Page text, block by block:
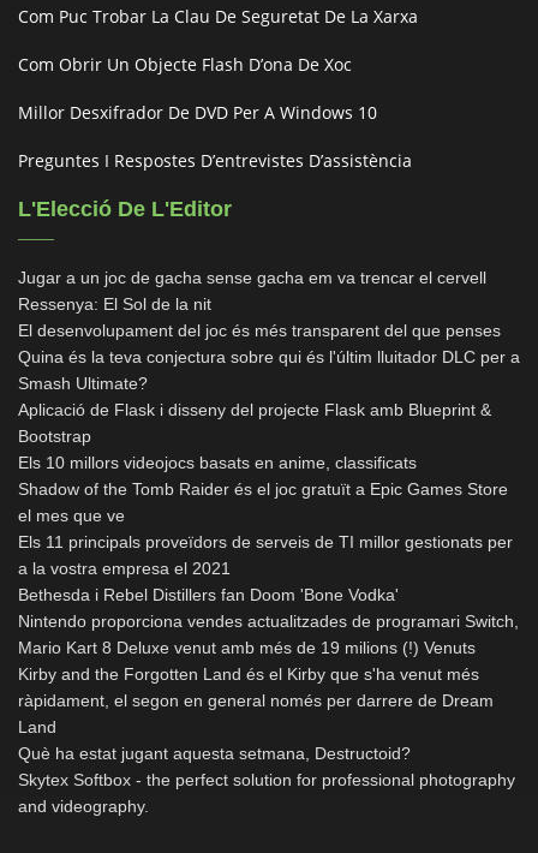
Com Puc Trobar La Clau De Seguretat De La Xarxa
Com Obrir Un Objecte Flash D’ona De Xoc
Millor Desxifrador De DVD Per A Windows 10
Preguntes I Respostes D’entrevistes D’assistència
L'Elecció De L'Editor
Jugar a un joc de gacha sense gacha em va trencar el cervell
Ressenya: El Sol de la nit
El desenvolupament del joc és més transparent del que penses
Quina és la teva conjectura sobre qui és l'últim lluitador DLC per a
Smash Ultimate?
Aplicació de Flask i disseny del projecte Flask amb Blueprint &
Bootstrap
Els 10 millors videojocs basats en anime, classificats
Shadow of the Tomb Raider és el joc gratuït a Epic Games Store
el mes que ve
Els 11 principals proveïdors de serveis de TI millor gestionats per
a la vostra empresa el 2021
Bethesda i Rebel Distillers fan Doom 'Bone Vodka'
Nintendo proporciona vendes actualitzades de programari Switch,
Mario Kart 8 Deluxe venut amb més de 19 milions (!) Venuts
Kirby and the Forgotten Land és el Kirby que s'ha venut més
ràpidament, el segon en general només per darrere de Dream
Land
Què ha estat jugant aquesta setmana, Destructoid?
Skytex Softbox - the perfect solution for professional photography
and videography.